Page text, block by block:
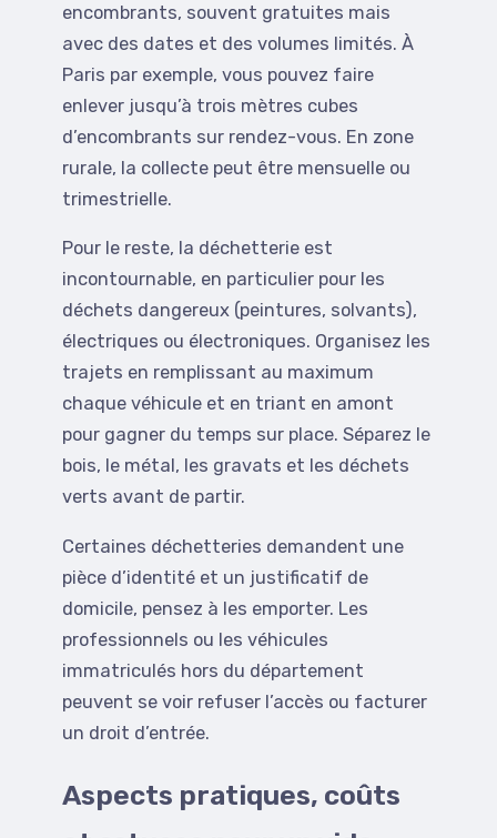
encombrants, souvent gratuites mais
avec des dates et des volumes limités. À
Paris par exemple, vous pouvez faire
enlever jusqu’à trois mètres cubes
d’encombrants sur rendez-vous. En zone
rurale, la collecte peut être mensuelle ou
trimestrielle.
Pour le reste, la déchetterie est
incontournable, en particulier pour les
déchets dangereux (peintures, solvants),
électriques ou électroniques. Organisez les
trajets en remplissant au maximum
chaque véhicule et en triant en amont
pour gagner du temps sur place. Séparez le
bois, le métal, les gravats et les déchets
verts avant de partir.
Certaines déchetteries demandent une
pièce d’identité et un justificatif de
domicile, pensez à les emporter. Les
professionnels ou les véhicules
immatriculés hors du département
peuvent se voir refuser l’accès ou facturer
un droit d’entrée.
Aspects pratiques, coûts